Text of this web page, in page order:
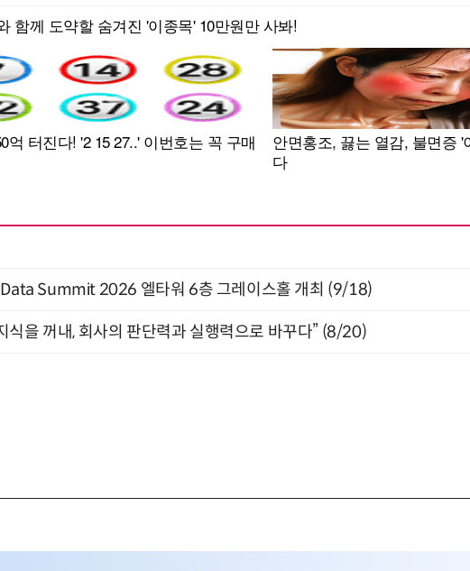
Summit 2026 엘타워 6층 그레이스홀 개최 (9/18)
식을 꺼내, 회사의 판단력과 실행력으로 바꾸다” (8/20)